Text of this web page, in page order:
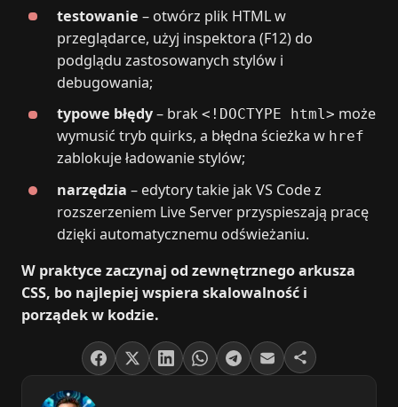
testowanie – otwórz plik HTML w
przeglądarce, użyj inspektora (F12) do
podglądu zastosowanych stylów i
debugowania;
typowe błędy– brak<!DOCTYPE html> może
wymusić tryb quirks, a błędna ścieżka w href
zablokuje ładowanie stylów;
narzędzia – edytory takie jak VS Code z
rozszerzeniem Live Server przyspieszają pracę
dzięki automatycznemu odświeżaniu.
W praktyce zaczynaj od zewnętrznego arkusza
CSS, bo najlepiej wspiera skalowalność i
porządek w kodzie.